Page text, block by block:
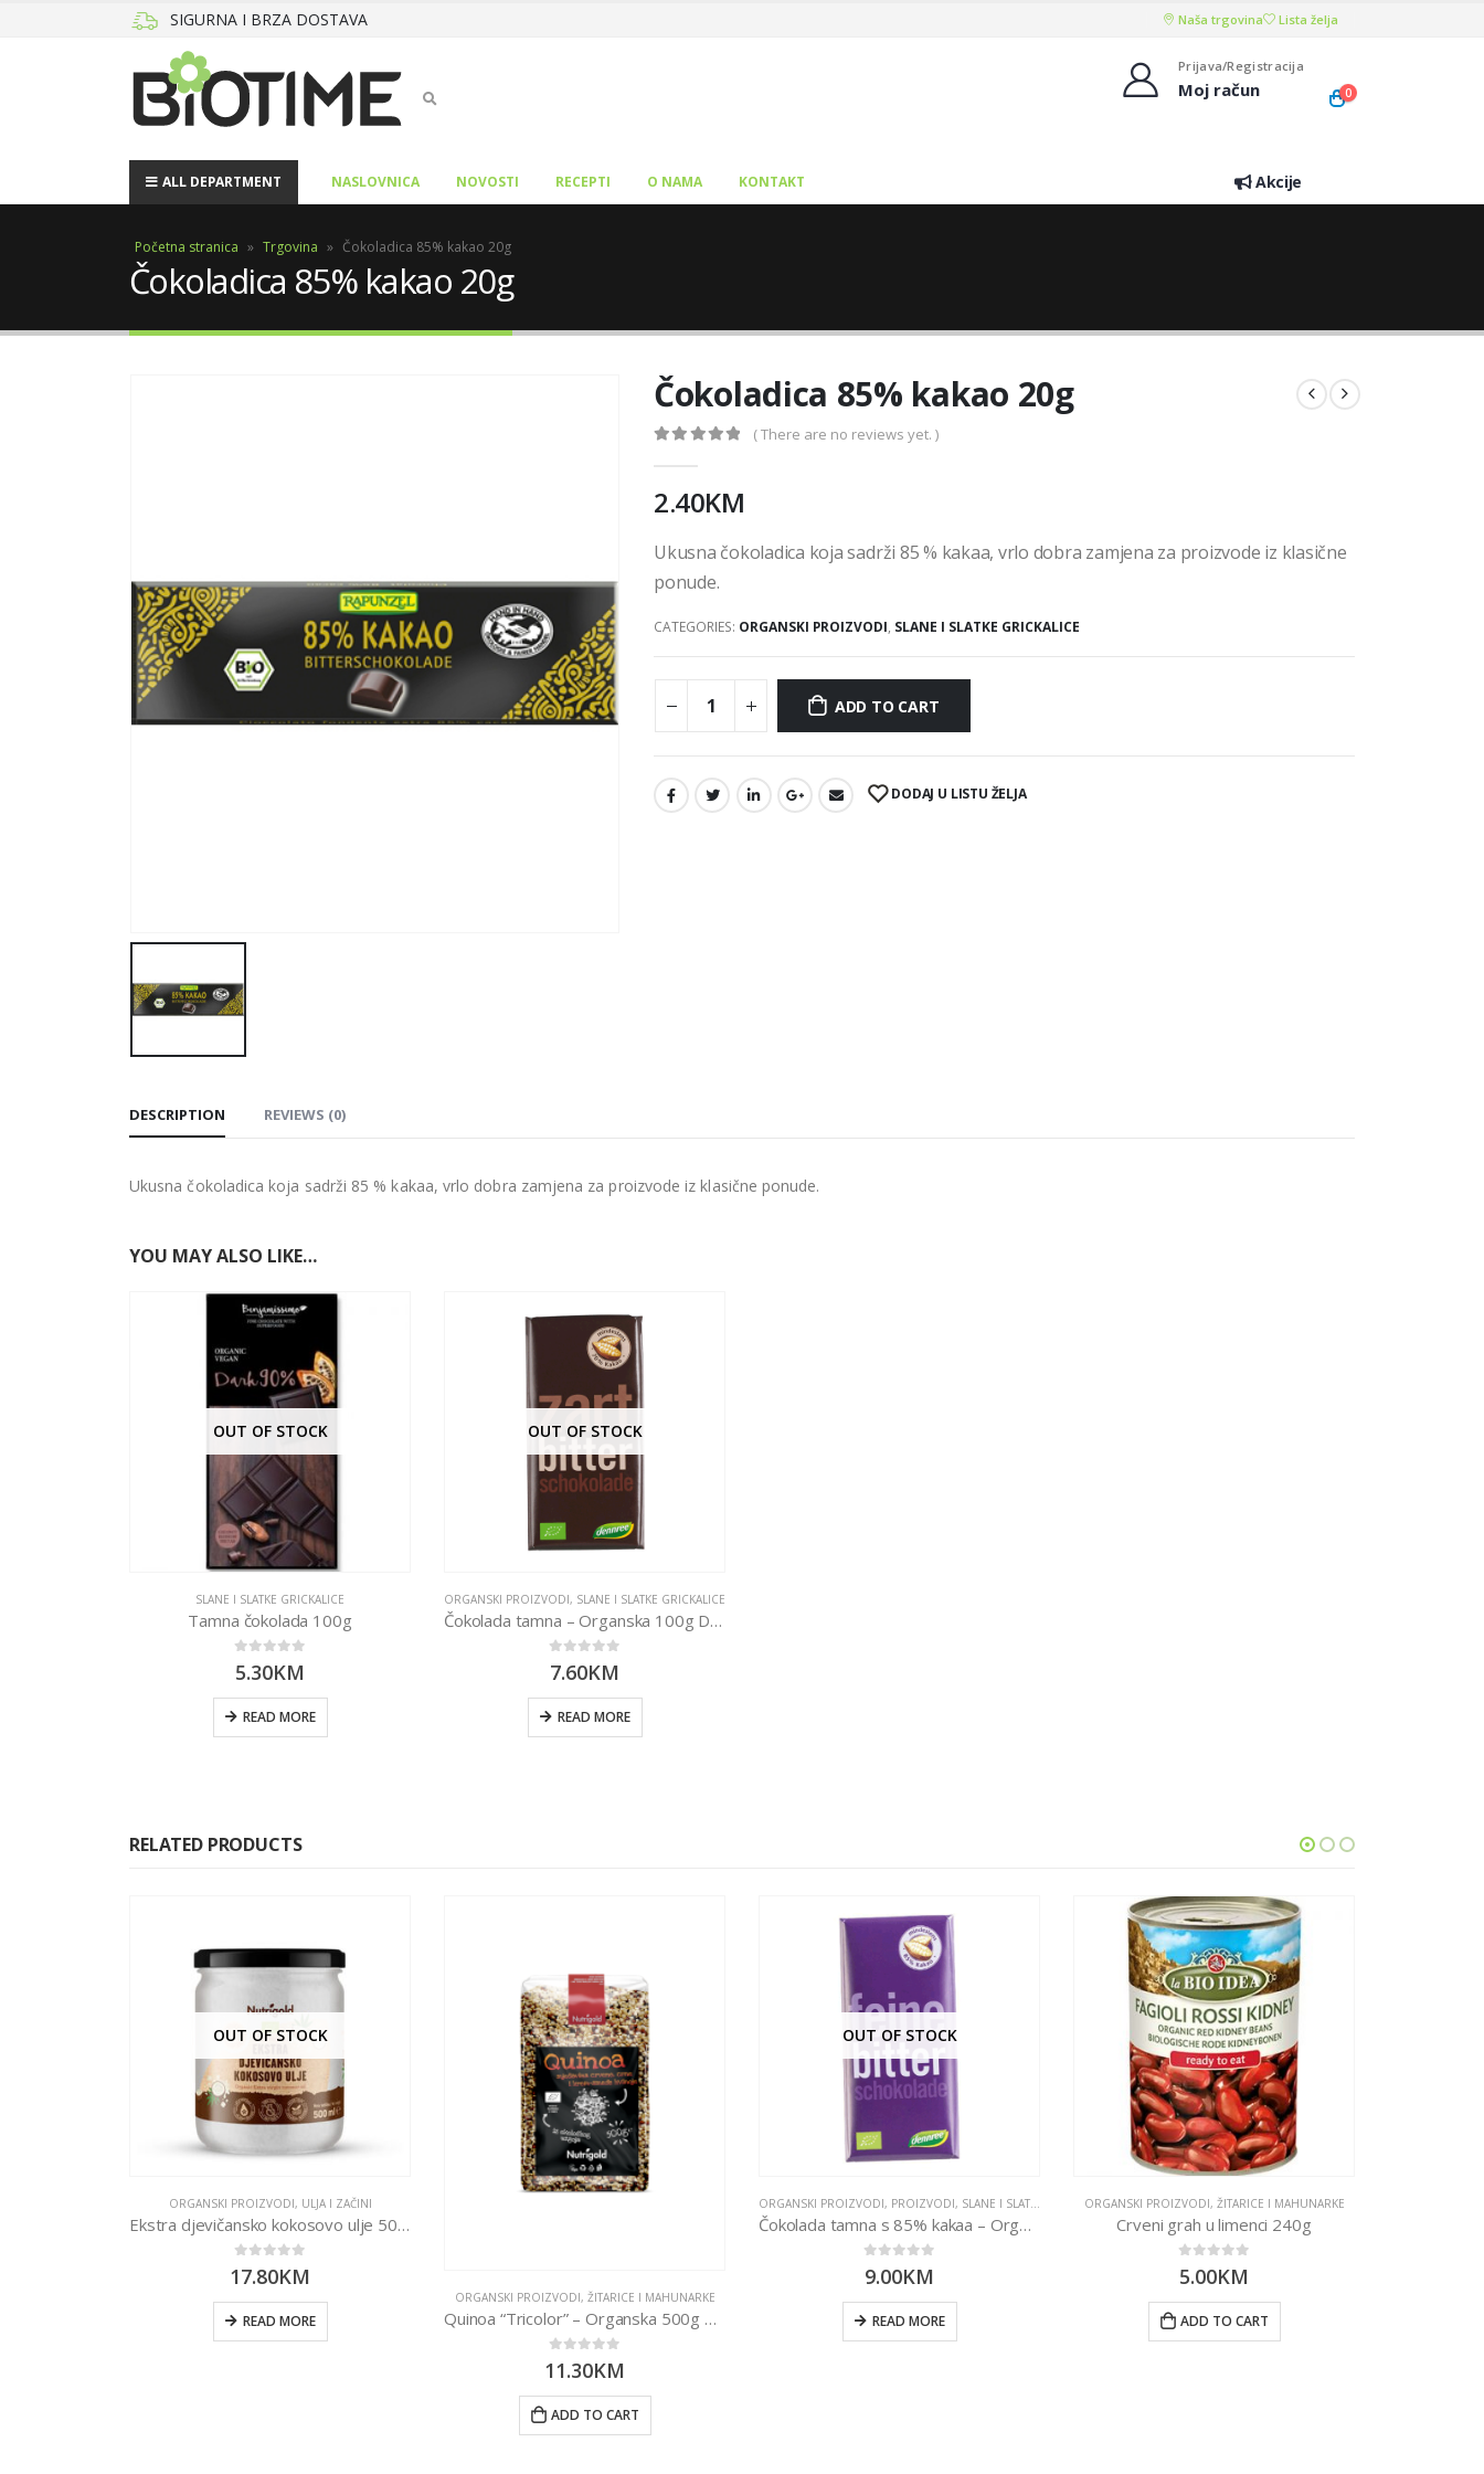
SIGURNA I BRZA DOSTAVA Naša trgovina Lista želja
Prijava/Registracija
Moj račun 0
ALL DEPARTMENT NASLOVNICA NOVOSTI RECEPTI O NAMA KONTAKT Akcije
Početna stranica » Trgovina » Čokoladica 85% kakao 20g
Čokoladica 85% kakao 20g
Čokoladica 85% kakao 20g
( There are no reviews yet. )
2.40KM
Ukusna čokoladica koja sadrži 85 % kakaa, vrlo dobra zamjena za proizvode iz klasične
ponude.
CATEGORIES: ORGANSKI PROIZVODI, SLANE I SLATKE GRICKALICE
ADD TO CART
DODAJ U LISTU ŽELJA
DESCRIPTION REVIEWS (0)
Ukusna čokoladica koja sadrži 85 % kakaa, vrlo dobra zamjena za proizvode iz klasične ponude.
YOU MAY ALSO LIKE…
OUT OF STOCK
SLANE I SLATKE GRICKALICE
Tamna čokolada 100g
0out of 5
5.30KM
READ MORE
OUT OF STOCK
ORGANSKI PROIZVODI, SLANE I SLATKE GRICKALICE
Čokolada tamna – Organska 100g Dennree
0out of 5
7.60KM
READ MORE
RELATED PRODUCTS
OUT OF STOCK
ORGANSKI PROIZVODI, ULJA I ZAČINI
Ekstra djevičansko kokosovo ulje 500ml
0 out of 5
17.80KM
READ MORE
ORGANSKI PROIZVODI, ŽITARICE I MAHUNARKE
Quinoa “Tricolor” – Organska 500g Nutrigold
0 out of 5
11.30KM
ADD TO CART
OUT OF STOCK
ORGANSKI PROIZVODI, PROIZVODI, SLANE I SLATKE GRICKALICE
Čokolada tamna s 85% kakaa – Organska 100g Dennree
0out of 5
9.00KM
READ MORE
ORGANSKI PROIZVODI, ŽITARICE I MAHUNARKE
Crveni grah u limenci 240g
0out of 5
5.00KM
ADD TO CART